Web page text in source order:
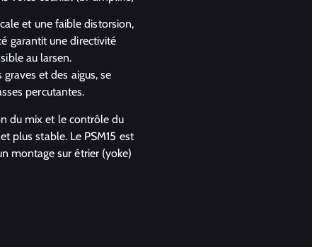
et une faible distorsion,
garantit une directivité
au larsen.
et des aigus, se
percutantes.
du mix et le contrôle du
plus stable. Le PSM15 est
montage sur étrier (yoke)